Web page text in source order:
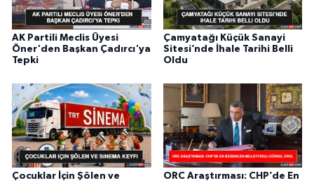
AK Partili Meclis Üyesi
Öner'den Başkan Çadırcı'ya
Tepki
Çamyatağı Küçük Sanayi
Sitesi’nde İhale Tarihi Belli
Oldu
Çocuklar İçin Şölen ve
ORC Araştırması: CHP’de En